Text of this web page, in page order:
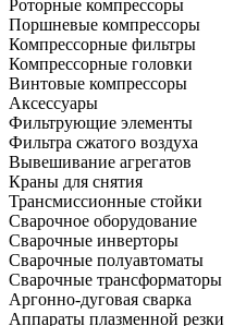
Роторные компрессоры
Поршневые компрессоры
Компрессорные фильтры
Компрессорные головки
Винтовые компрессоры
Аксессуары
Фильтрующие элементы
Фильтра сжатого воздуха
Вывешивание агрегатов
Краны для снятия
Трансмиссионные стойки
Сварочное оборудование
Сварочные инверторы
Сварочные полуавтоматы
Сварочные трансформаторы
Аргонно-дуговая сварка
Аппараты плазменной резки